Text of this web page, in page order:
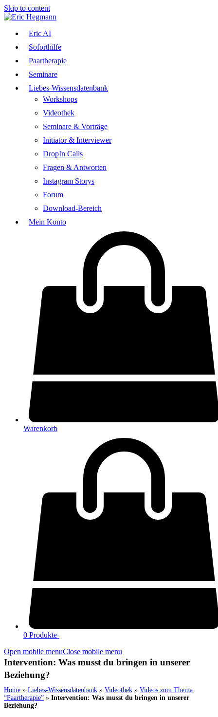
Skip to content
Eric AI
Soforthilfe
Paartherapie
Seminare
Liebes-Wissensdatenbank
Workshops
Videothek
Seminare & Vorträge
Initiator & Interviewer
DropIn Calls
Fragen & Antworten
Instagram Storys
Forum
Download-Bereich
Mein Konto
Warenkorb
0 Produkte-
Open mobile menuClose mobile menu
Intervention: Was musst du bringen in unserer
Beziehung?
Home » Liebes-Wissensdatenbank » Videothek » Videos zum Thema
“Paartherapie” » Intervention: Was musst du bringen in unserer
Beziehung?